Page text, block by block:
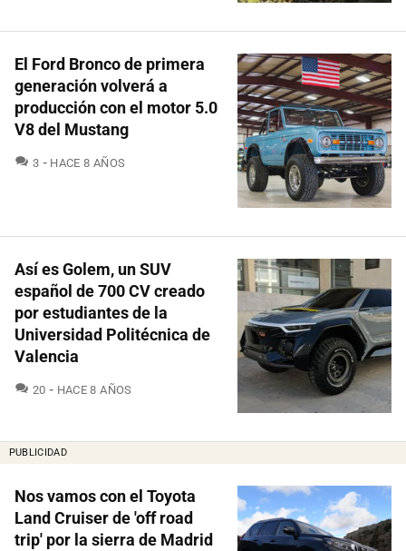
El Ford Bronco de primera
generación volverá a
producción con el motor 5.0
V8 del Mustang
3 COMENTARIOS
HACE 8 AÑOS
Así es Golem, un SUV
español de 700 CV creado
por estudiantes de la
Universidad Politécnica de
Valencia
20 COMENTARIOS
HACE 8 AÑOS
PUBLICIDAD
Nos vamos con el Toyota
Land Cruiser de 'off road
trip' por la sierra de Madrid